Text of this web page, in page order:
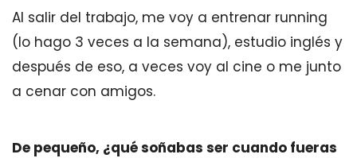
Al salir del trabajo, me voy a entrenar running
(lo hago 3 veces a la semana), estudio inglés y
después de eso, a veces voy al cine o me junto
a cenar con amigos.
De pequeño, ¿qué soñabas ser cuando fueras